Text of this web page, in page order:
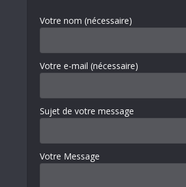
Votre nom (nécessaire)
Votre e-mail (nécessaire)
Sujet de votre message
Votre Message